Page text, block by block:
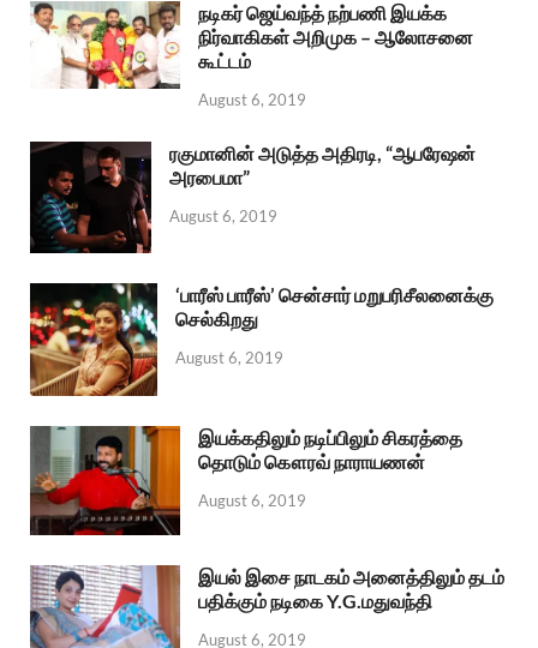
நடிகர் ஜெய்வந்த் நற்பணி இயக்க
நிர்வாகிகள் அறிமுக – ஆலோசனை
கூட்டம்
August 6, 2019
ரகுமானின் அடுத்த அதிரடி, “ஆபரேஷன்
அரபைமா”
August 6, 2019
‘பாரீஸ் பாரீஸ்’ சென்சார் மறுபரிசீலனைக்கு
செல்கிறது
August 6, 2019
இயக்கதிலும் நடிப்பிலும் சிகரத்தை
தொடும் கௌரவ் நாராயணன்
August 6, 2019
இயல் இசை நாடகம் அனைத்திலும் தடம்
பதிக்கும் நடிகை Y.G.மதுவந்தி
August 6, 2019